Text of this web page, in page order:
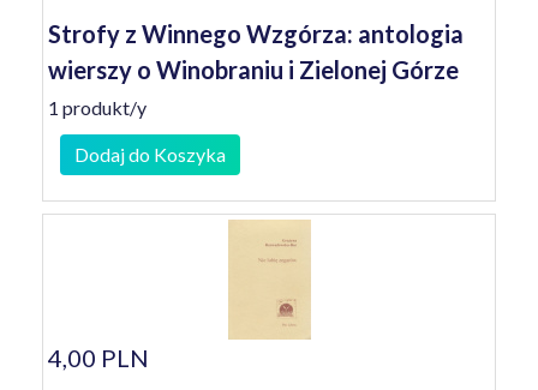
Strofy z Winnego Wzgórza: antologia
wierszy o Winobraniu i Zielonej Górze
1 produkt/y
Dodaj do Koszyka
4,00 PLN